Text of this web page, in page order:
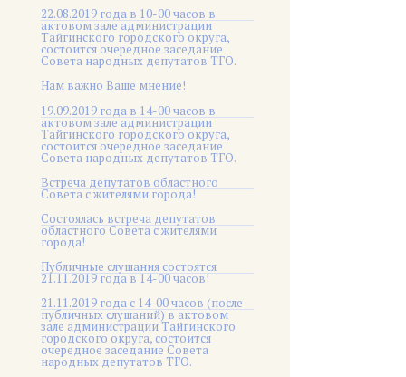
22.08.2019 года в 10-00 часов в
актовом зале администрации
Тайгинского городского округа,
состоится очередное заседание
Совета народных депутатов ТГО.
Нам важно Ваше мнение!
19.09.2019 года в 14-00 часов в
актовом зале администрации
Тайгинского городского округа,
состоится очередное заседание
Совета народных депутатов ТГО.
Встреча депутатов областного
Совета с жителями города!
Состоялась встреча депутатов
областного Совета с жителями
города!
Публичные слушания состоятся
21.11.2019 года в 14-00 часов!
21.11.2019 года с 14-00 часов (после
публичных слушаний) в актовом
зале администрации Тайгинского
городского округа, состоится
очередное заседание Совета
народных депутатов ТГО.